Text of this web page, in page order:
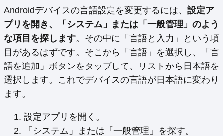
Androidデバイスの言語設定を変更するには、 設定ア
プリを開き、「システム」または「一般管理」のよう
な項目を探します。その中に「言語と入力」という項
目があるはずです。そこから「言語」を選択し、「言
語を追加」ボタンをタップして、リストから日本語を
選択します。これでデバイスの言語が日本語に変わり
ます。
設定アプリを開く。
「システム」または「一般管理」を探す。